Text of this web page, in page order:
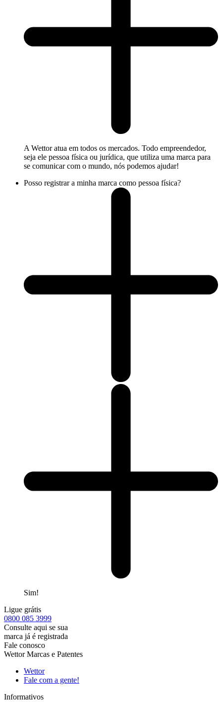
A Wettor atua em todos os mercados. Todo empreendedor,
seja ele pessoa física ou jurídica, que utiliza uma marca para
se comunicar com o mundo, nós podemos ajudar!
Posso registrar a minha marca como pessoa física?
Sim!
Ligue grátis
0800 085 3999
Consulte aqui se sua
marca já é registrada
Fale conosco
Wettor Marcas e Patentes
Wettor
Fale com a gente!
Informativos